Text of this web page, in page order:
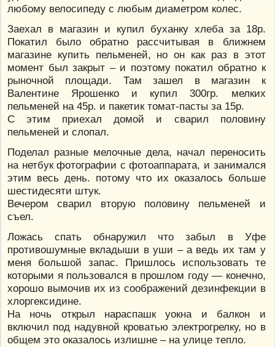
любому велосипеду с любым диаметром колес.
Заехал в магазин и купил буханку хлеба за 18р.
Покатил было обратно рассчитывая в ближнем
магазине купить пельменей, но он как раз в этот
момент был закрыт – и поэтому покатил обратно к
рыночной площади. Там зашел в магазин к
Валентине Ярошенко и купил 300гр. мелких
пельменей на 45р. и пакетик томат-пасты за 15р.
С этим приехал домой и сварил половину
пельменей и слопал.
Поделал разные мелочные дела, начал переносить
на нетбук фотографии с фотоаппарата, и занимался
этим весь день. потому что их оказалось больше
шестидесяти штук.
Вечером сварил вторую половину пельменей и
съел.
Ложась спать обнаружил что забыл в Уфе
противошумные вкладыши в уши – а ведь их там у
меня большой запас. Пришлось использовать те
которыми я пользовался в прошлом году — конечно,
хорошо вымочив их из соображений дезинфекции в
хлоргексидине.
На ночь открыл нараспашк уокна и балкон и
включил под надувной кроватью электрогрелку, но в
общем это оказалось излишне – на улице тепло.